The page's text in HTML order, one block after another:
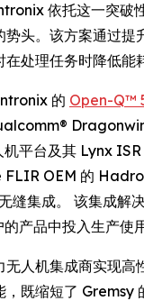
依托这一突破
势头。该方案通过提
处理任务时降低能
的 Open-Q™
平台及其 Lynx
FLIR OEM 的
缝集成。 该集成解
产品中投入生产使用
无人机集成商实现高
，既缩短了 Gremsy